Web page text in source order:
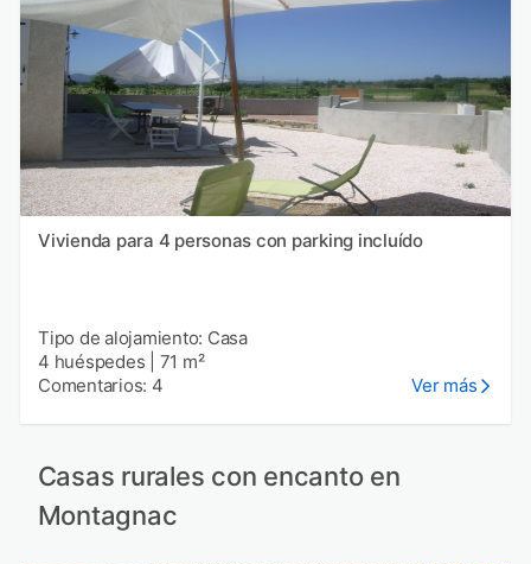
Vivienda para 4 personas con parking incluído
Tipo de alojamiento: Casa
4 huéspedes
71 m²
Comentarios: 4
Ver más
Casas rurales con encanto en
Montagnac